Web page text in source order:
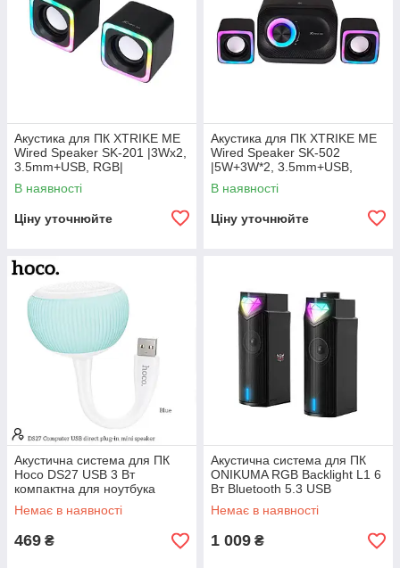
Акустика для ПК XTRIKE ME
Wired Speaker SK-201 |3Wx2,
3.5mm+USB, RGB|
В наявності
Ціну уточнюйте
Акустика для ПК XTRIKE ME
Wired Speaker SK-502
|5W+3W*2, 3.5mm+USB,
RGB|
В наявності
Ціну уточнюйте
Акустична система для ПК
Hoco DS27 USB 3 Вт
компактна для ноутбука
Немає в наявності
469 ₴
Акустична система для ПК
ONIKUMA RGB Backlight L1 6
Вт Bluetooth 5.3 USB
мікрофон RGB підсвічування
Немає в наявності
1 009 ₴